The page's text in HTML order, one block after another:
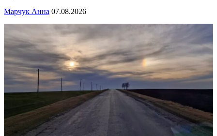
Марчук Анна 07.08.2026